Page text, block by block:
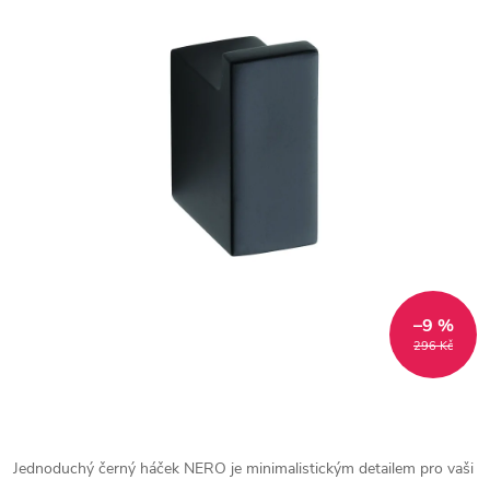
296 Kč
–9 %
Jednoduchý černý háček NERO je minimalistickým detailem pro vaši